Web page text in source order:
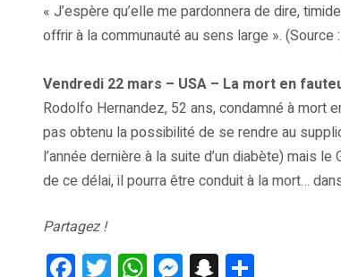
« J’espère qu’elle me pardonnera de dire,
offrir à la communauté au sens large ». (Source :
Vendredi 22 mars – USA – La mort en
Rodolfo Hernandez, 52 ans, condamné à mort
pas obtenu la possibilité de se rendre au
l’année dernière à la suite d’un diabète) mais
de ce délai, il pourra être conduit à la mort…
Partagez !
F T W M S